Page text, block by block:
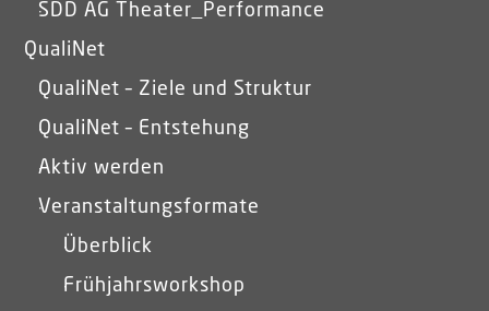
SDD AG Theater_Performance
QualiNet
QualiNet – Ziele und Struktur
QualiNet – Entstehung
Aktiv werden
Veranstaltungsformate
Überblick
Frühjahrsworkshop